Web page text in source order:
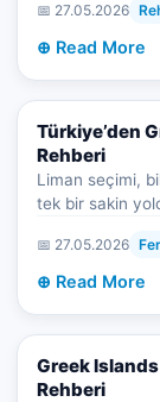
📅 27.05.2026
⊕ Read More
Türkiye’den
Rehberi
Liman seçimi,
tek bir sakin
📅 27.05.2026
⊕ Read More
Greek Islands
Rehberi